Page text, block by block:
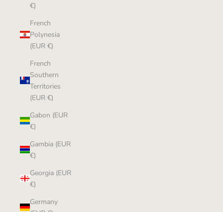
€)
French
Polynesia
(EUR €)
French
Southern
Territories
(EUR €)
Gabon (EUR
€)
Gambia (EUR
€)
Georgia (EUR
€)
Germany